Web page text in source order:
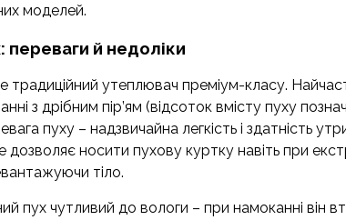
моделей.
переваги й недоліки
традиційний утеплювач преміум-класу.
з дрібним пір’ям (відсоток вмісту пуху
пуху – надзвичайна легкість і здатність
дозволяє носити пухову куртку навіть при
тіло.
пух чутливий до вологи – при намоканні він